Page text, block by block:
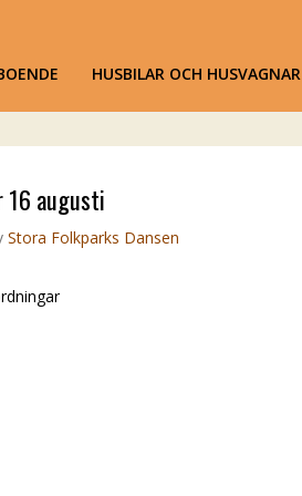
HUSBILAR OCH HUSVAGNAR
16 augusti
Stora Folkparks Dansen